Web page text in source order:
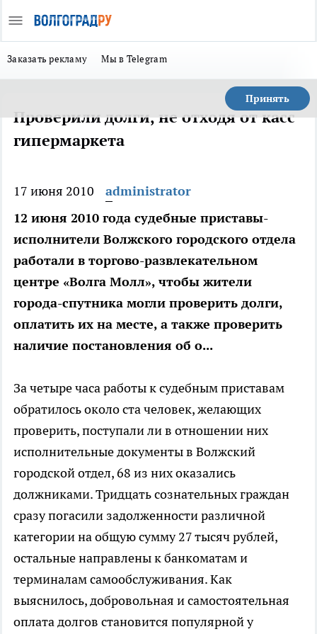
Заказать рекламу Мы в Telegram
Принять
Проверили долги, не отходя от касс
гипермаркета
17 июня 2010
administrator
12 июня 2010 года судебные приставы-
исполнители Волжского городского отдела
работали в торгово-развлекательном
центре «Волга Молл», чтобы жители
города-спутника могли проверить долги,
оплатить их на месте, а также проверить
наличие постановления об о...
За четыре часа работы к судебным приставам
обратилось около ста человек, желающих
проверить, поступали ли в отношении них
исполнительные документы в Волжский
городской отдел, 68 из них оказались
должниками. Тридцать сознательных граждан
сразу погасили задолженности различной
категории на общую сумму 27 тысяч рублей,
остальные направлены к банкоматам и
терминалам самообслуживания. Как
выяснилось, добровольная и самостоятельная
оплата долгов становится популярной у